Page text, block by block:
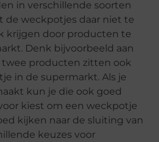
in verschillende soorten
de weckpotjes daar niet te
krijgen door producten te
Denk bijvoorbeeld aan
twee producten zitten ook
in de supermarkt. Als je
kun je die ook goed
kiest om een weckpotje
kijken naar de sluiting van
keuzes voor